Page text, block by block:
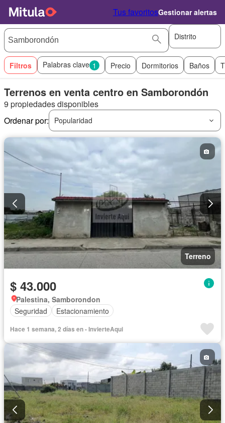
Tus favoritosGestionar alertas
Distrito
Filtros Palabras clave 1 Precio Dormitorios Baños
Terrenos en venta centro en Samborondón
9 propiedades disponibles
Ordenar por:
Popularidad
Terreno
$ 43.000
Palestina, Samborondon
Seguridad
Estacionamiento
Hace 1 semana, 2 días en - InvierteAqui